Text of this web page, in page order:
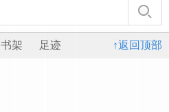
↑返回顶部
书架 足迹